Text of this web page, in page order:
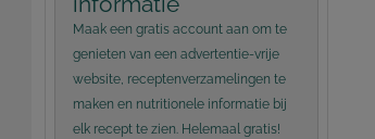
Maak een gratis account aan om te
genieten van een advertentie-vrije
website, receptenverzamelingen te
maken en nutritionele informatie bij
elk recept te zien. Helemaal gratis!